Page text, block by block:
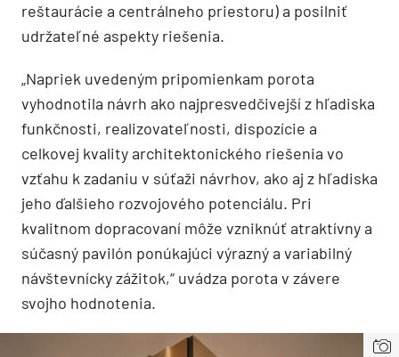
reštaurácie a centrálneho priestoru) a posilniť
udržateľné aspekty riešenia.
„Napriek uvedeným pripomienkam porota
vyhodnotila návrh ako najpresvedčivejší z hľadiska
funkčnosti, realizovateľnosti, dispozície a
celkovej kvality architektonického riešenia vo
vzťahu k zadaniu v súťaži návrhov, ako aj z hľadiska
jeho ďalšieho rozvojového potenciálu. Pri
kvalitnom dopracovaní môže vzniknúť atraktívny a
súčasný pavilón ponúkajúci výrazný a variabilný
návštevnícky zážitok,“ uvádza porota v závere
svojho hodnotenia.